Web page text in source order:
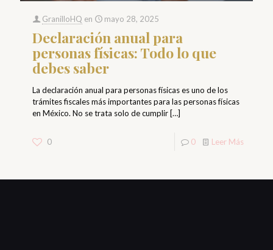
GranilloHQ en mayo 28, 2025
Declaración anual para
personas físicas: Todo lo que
debes saber
La declaración anual para personas físicas es uno de los
trámites fiscales más importantes para las personas físicas
en México. No se trata solo de cumplir[…]
0 0 Leer Más